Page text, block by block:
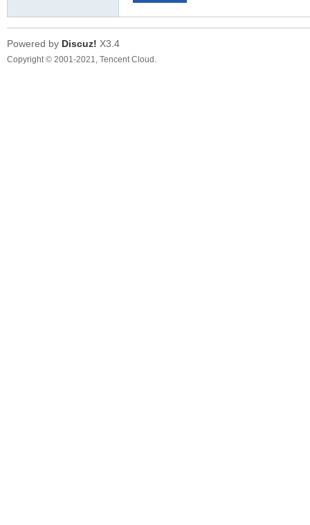
Powered by Discuz! X3.4
Copyright © 2001-2021, Tencent Cloud.